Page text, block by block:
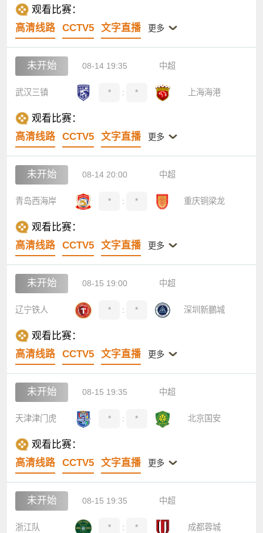
观看比赛：
高清线路
CCTV5 文字直播 更多
未开始 08-14 19:35 中超
武汉三镇 * : * 上海海港
观看比赛：
高清线路
CCTV5 文字直播 更多
未开始 08-14 20:00 中超
青岛西海岸 * : * 重庆铜梁龙
观看比赛：
高清线路
CCTV5 文字直播 更多
未开始 08-15 19:00 中超
辽宁铁人 * : * 深圳新鵬城
观看比赛：
高清线路
CCTV5 文字直播 更多
未开始 08-15 19:35 中超
天津津门虎 * : * 北京国安
观看比赛：
高清线路
CCTV5 文字直播 更多
未开始 08-15 19:35 中超
浙江队 * : * 成都蓉城